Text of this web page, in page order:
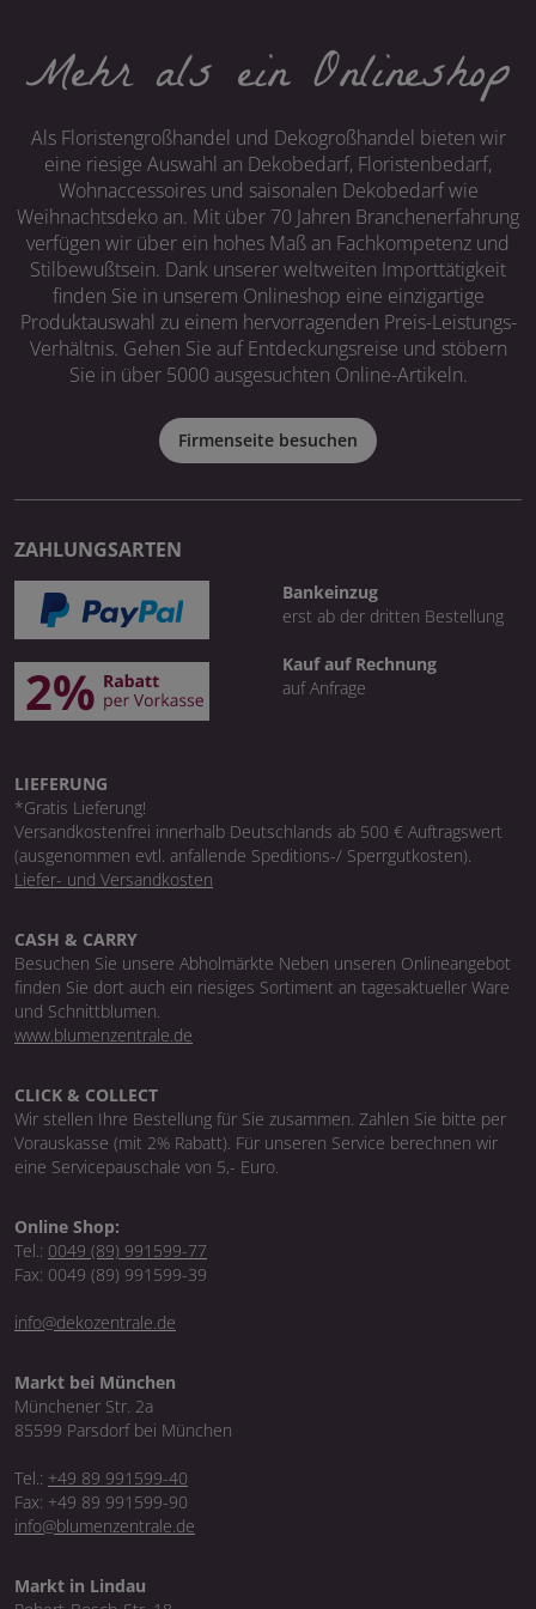
Mehr als ein Onlineshop
Als Floristengroßhandel und Dekogroßhandel bieten wir
eine riesige Auswahl an Dekobedarf, Floristenbedarf,
Wohnaccessoires und saisonalen Dekobedarf wie
Weihnachtsdeko an. Mit über 70 Jahren Branchenerfahrung
verfügen wir über ein hohes Maß an Fachkompetenz und
Stilbewußtsein. Dank unserer weltweiten Importtätigkeit
finden Sie in unserem Onlineshop eine einzigartige
Produktauswahl zu einem hervorragenden Preis-Leistungs-
Verhältnis. Gehen Sie auf Entdeckungsreise und stöbern
Sie in über 5000 ausgesuchten Online-Artikeln.
Firmenseite besuchen
ZAHLUNGSARTEN
Bankeinzug
erst ab der dritten Bestellung
Kauf auf Rechnung
auf Anfrage
LIEFERUNG
*Gratis Lieferung!
Versandkostenfrei innerhalb Deutschlands ab 500 € Auftragswert
(ausgenommen evtl. anfallende Speditions-/ Sperrgutkosten).
Liefer- und Versandkosten
CASH & CARRY
Besuchen Sie unsere Abholmärkte Neben unseren Onlineangebot
finden Sie dort auch ein riesiges Sortiment an tagesaktueller Ware
und Schnittblumen.
www.blumenzentrale.de
CLICK & COLLECT
Wir stellen Ihre Bestellung für Sie zusammen. Zahlen Sie bitte per
Vorauskasse (mit 2% Rabatt). Für unseren Service berechnen wir
eine Servicepauschale von 5,- Euro.
Online Shop:
Tel.: 0049 (89) 991599-77
Fax: 0049 (89) 991599-39
info@dekozentrale.de
Markt bei München
Münchener Str. 2a
85599 Parsdorf bei München
Tel.: +49 89 991599-40
Fax: +49 89 991599-90
info@blumenzentrale.de
Markt in Lindau